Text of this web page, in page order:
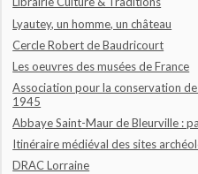
Lyautey, un homme, un château
Cercle Robert de Baudricourt
Les oeuvres des musées de France
Association pour la conservation
1945
Abbaye Saint-Maur de Bleurville :
Itinéraire médiéval des sites
DRAC Lorraine